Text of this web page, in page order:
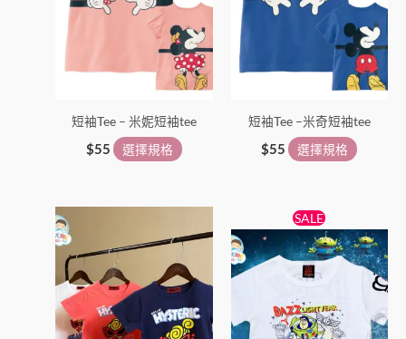
短袖Tee – 米妮短袖tee
$55 選擇規格
種
款
式。
可
產
品
擇
選
項
短袖Tee –米奇短袖tee
$55 選擇規格
種
款
式。
可
產
品
擇
選
產
品
有
多
種
SALE
始
價
格：
$55。
目
前
價
格：
$50。
產
品
有
種